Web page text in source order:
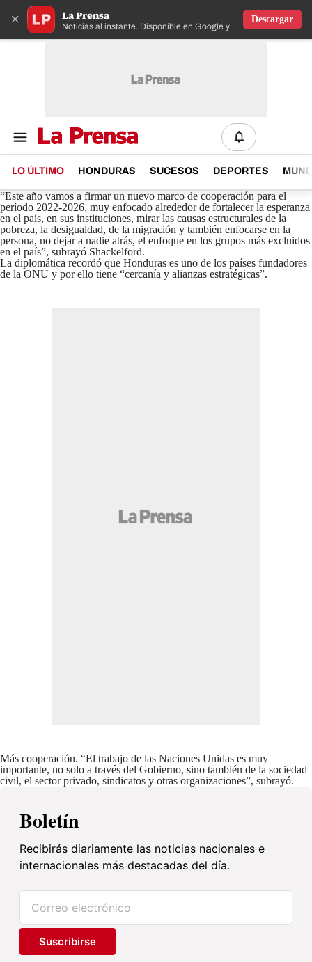
× La Prensa
Noticias al instante. Disponible en Google y IOS
Descargar
LO ÚLTIMO HONDURAS SUCESOS DEPORTES
“Este año vamos a firmar un nuevo marco de cooperación para el
período 2022-2026, muy enfocado alrededor de fortalecer la esperanza
en el país, en sus instituciones, mirar las causas estructurales de la
pobreza, la desigualdad, de la migración y también enfocarse en la
persona, no dejar a nadie atrás, el enfoque en los grupos más excluidos
en el país”, subrayó Shackelford.
La diplomática recordó que Honduras es uno de los países fundadores
de la ONU y por ello tiene “cercanía y alianzas estratégicas”.
Más cooperación. “El trabajo de las Naciones Unidas es muy
importante, no solo a través del Gobierno, sino también de la sociedad
civil, el sector privado, sindicatos y otras organizaciones”, subrayó.
Boletín
Recibirás diariamente las noticias nacionales e
internacionales más destacadas del día.
Suscribirse